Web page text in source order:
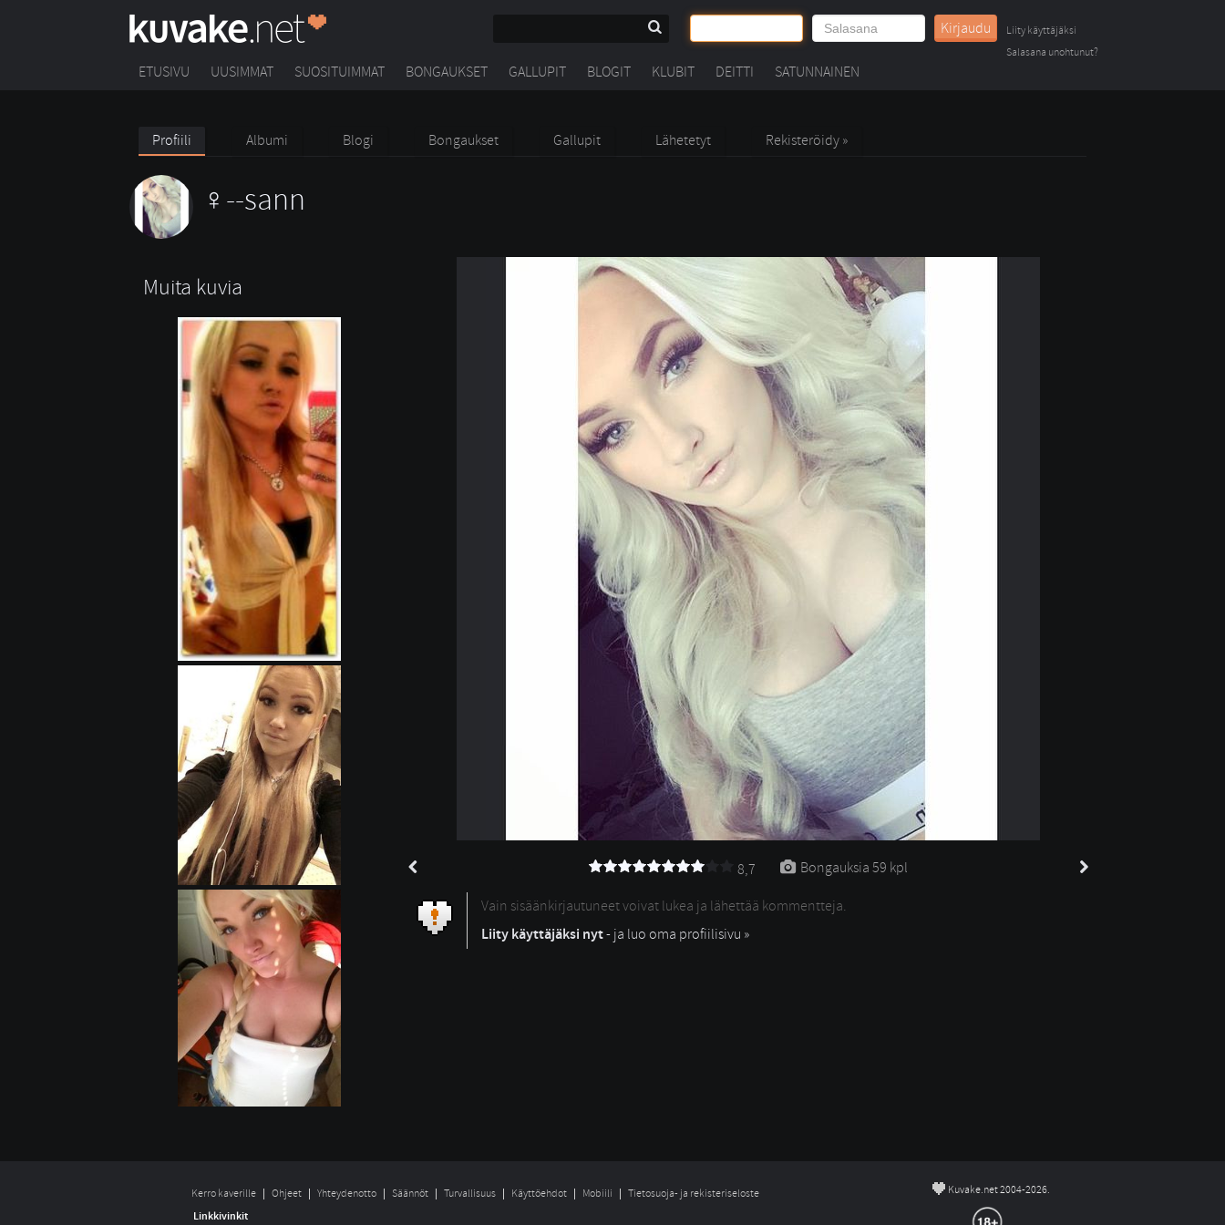
Kirjaudu
Liity käyttäjäksi
Salasana unohtunut?
ETUSIVU UUSIMMAT SUOSITUIMMAT BONGAUKSET GALLUPIT BLOGIT KLUBIT DEITTI SATUNNAINEN
Profiili Albumi Blogi Bongaukset Gallupit Lähetetyt Rekisteröidy »
--sann
Muita kuvia
8,7 Bongauksia 59 kpl
Vain sisäänkirjautuneet voivat lukea ja lähettää kommentteja.
Liity käyttäjäksi nyt- ja luo oma profiilisivu »
Kerro kaverille Ohjeet Yhteydenotto Säännöt Turvallisuus Käyttöehdot Mobiili Tietosuoja- ja rekisteriseloste © Kuvake.net 2004-2026.
Linkkivinkit